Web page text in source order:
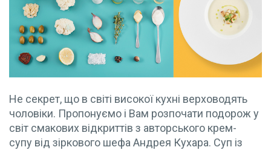
Не секрет, що в світі високої кухні верховодять
чоловіки. Пропонуємо і Вам розпочати подорож у
світ смакових відкриттів з авторського крем-
супу від зіркового шефа Андрея Кухара. Суп із